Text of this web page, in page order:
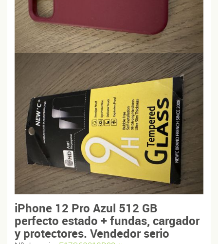
iPhone 12 Pro Azul 512 GB
perfecto estado + fundas, cargador
y protectores. Vendedor serio